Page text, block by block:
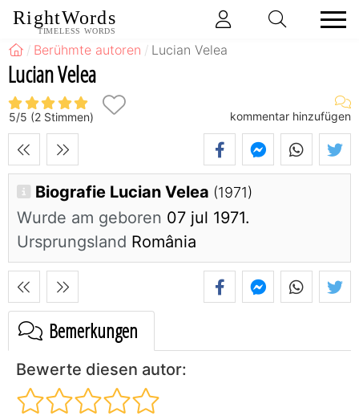
RightWords
TIMELESS WORDS
Berühmte autoren Lucian Velea
Lucian Velea
5/5 (2 Stimmen) kommentar hinzufügen
Biografie Lucian Velea (1971)
Wurde am geboren 07 jul 1971.
Ursprungsland România
Bemerkungen
Bewerte diesen autor: